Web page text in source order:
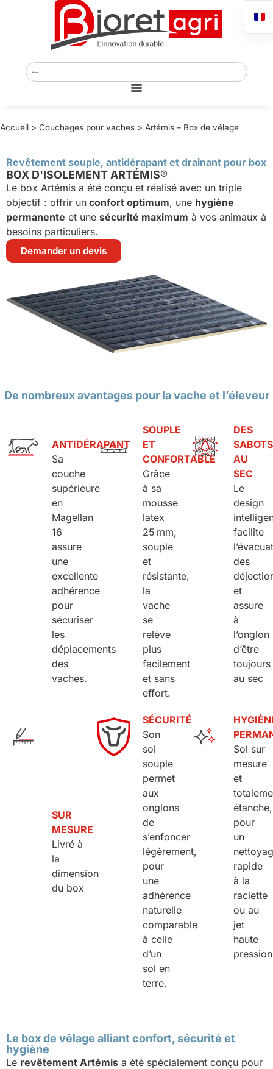
Accueil > Couchages pour vaches > Artémis – Box de vélage
Revêtement souple, antidérapant et drainant pour box
BOX D'ISOLEMENT ARTÉMIS®
Le box Artémis a été conçu et réalisé avec un triple
objectif : offrir un confort optimum, une hygiène
permanente et une sécurité maximum à vos animaux à
besoins particuliers.
Demander un devis
De nombreux avantages pour la vache et l’éleveur
ANTIDÉRAPANT
Sa
couche
supérieure
en
Magellan
16
assure
une
excellente
adhérence
pour
sécuriser
les
déplacements
des
vaches.
SOUPLE
ET
CONFORTABLE
Grâce
à sa
mousse
latex
25 mm,
souple
et
résistante,
la
vache
se
relève
plus
facilement
et sans
effort.
DES
SABOTS
AU
SEC
Le
design
facilite
des
et
assure
à
l’onglon
d’être
toujours
au sec
SUR
MESURE
Livré à
la
dimension
du box
SÉCURITÉ
Son
sol
souple
permet
aux
onglons
de
s’enfoncer
légèrement,
pour
une
adhérence
naturelle
comparable
à celle
d’un
sol en
terre.
Sol sur
mesure
et
étanche,
pour
un
rapide
à la
raclette
ou au
jet
haute
Le box de vêlage alliant confort, sécurité et
hygiène
Le revêtement Artémis a été spécialement conçu pour